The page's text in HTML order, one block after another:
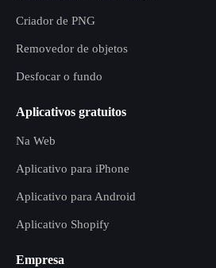
Criador de PNG
Removedor de objetos
Desfocar o fundo
Aplicativos gratuitos
Na Web
Aplicativo para iPhone
Aplicativo para Android
Aplicativo Shopify
Empresa